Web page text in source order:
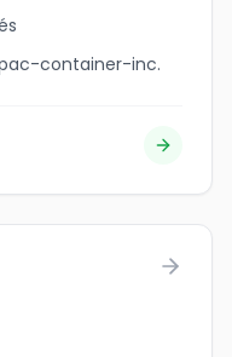
container-inc.